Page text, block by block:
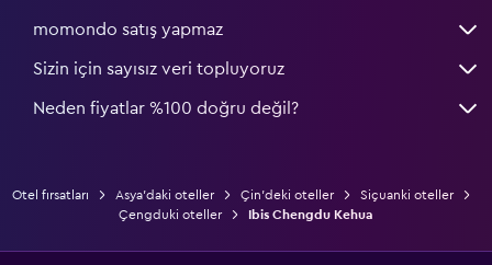
momondo satış yapmaz
Sizin için sayısız veri topluyoruz
Neden fiyatlar %100 doğru değil?
Otel fırsatları Asya'daki oteller Çin'deki oteller
Siçuanki oteller
Çengduki oteller
Ibis Chengdu Kehua